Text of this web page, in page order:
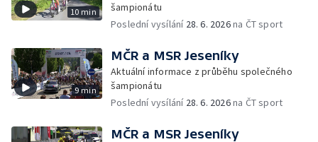
10 min
šampionátu
Poslední vysílání 28. 6. 2026na ČT sport
9 min
MČR a MSR Jeseníky
Aktuální informace z průběhu společného
šampionátu
Poslední vysílání 28. 6. 2026na ČT sport
MČR a MSR Jeseníky